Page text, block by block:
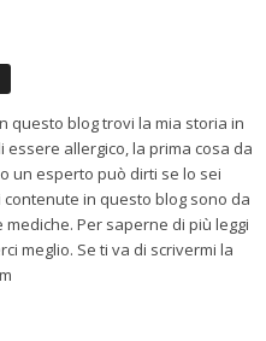
questo blog trovi la mia storia in
essere allergico, la prima cosa da
un esperto può dirti se lo sei
in questo blog sono da
Per saperne di più leggi
meglio. Se ti va di scrivermi la